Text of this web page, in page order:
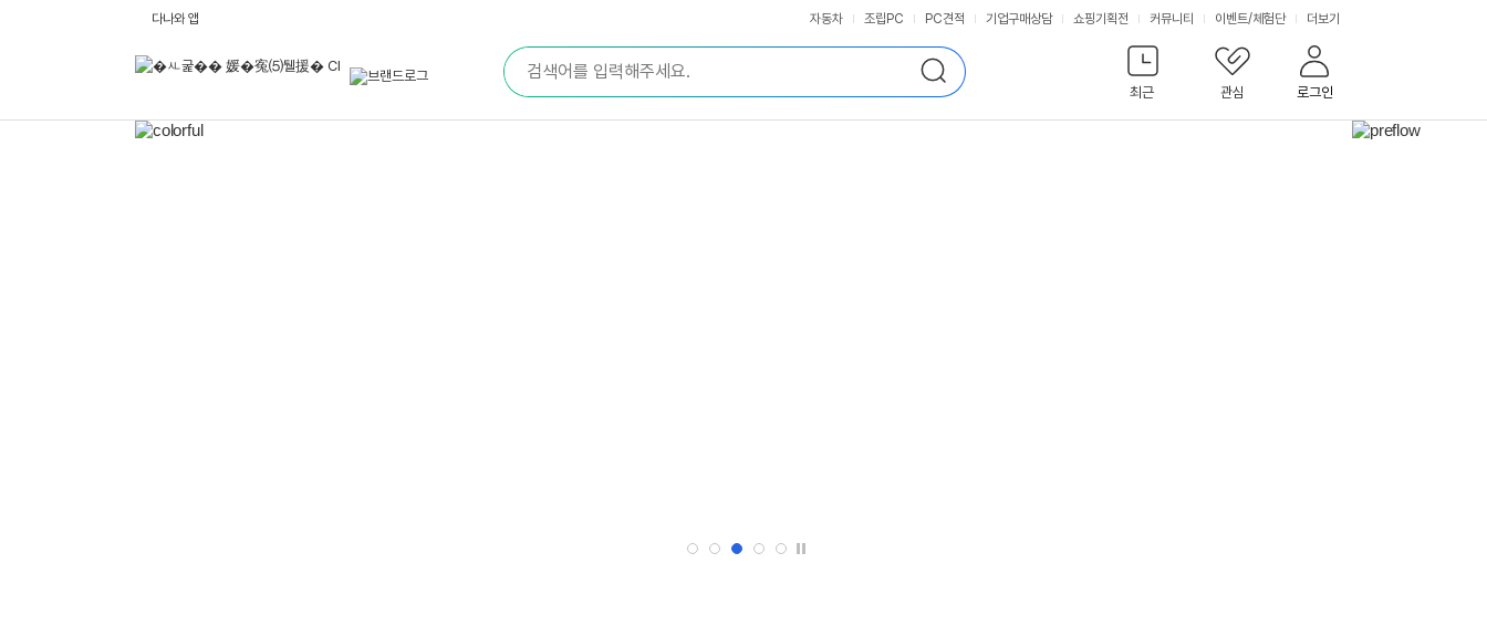
통
합
검
색
검
색
최근
관심 로그인
다나와 앱 자동차 조립PC PC견적 기업구매상담 쇼핑기획전 커뮤니티 이벤트/체험단 서
비
스
더보기